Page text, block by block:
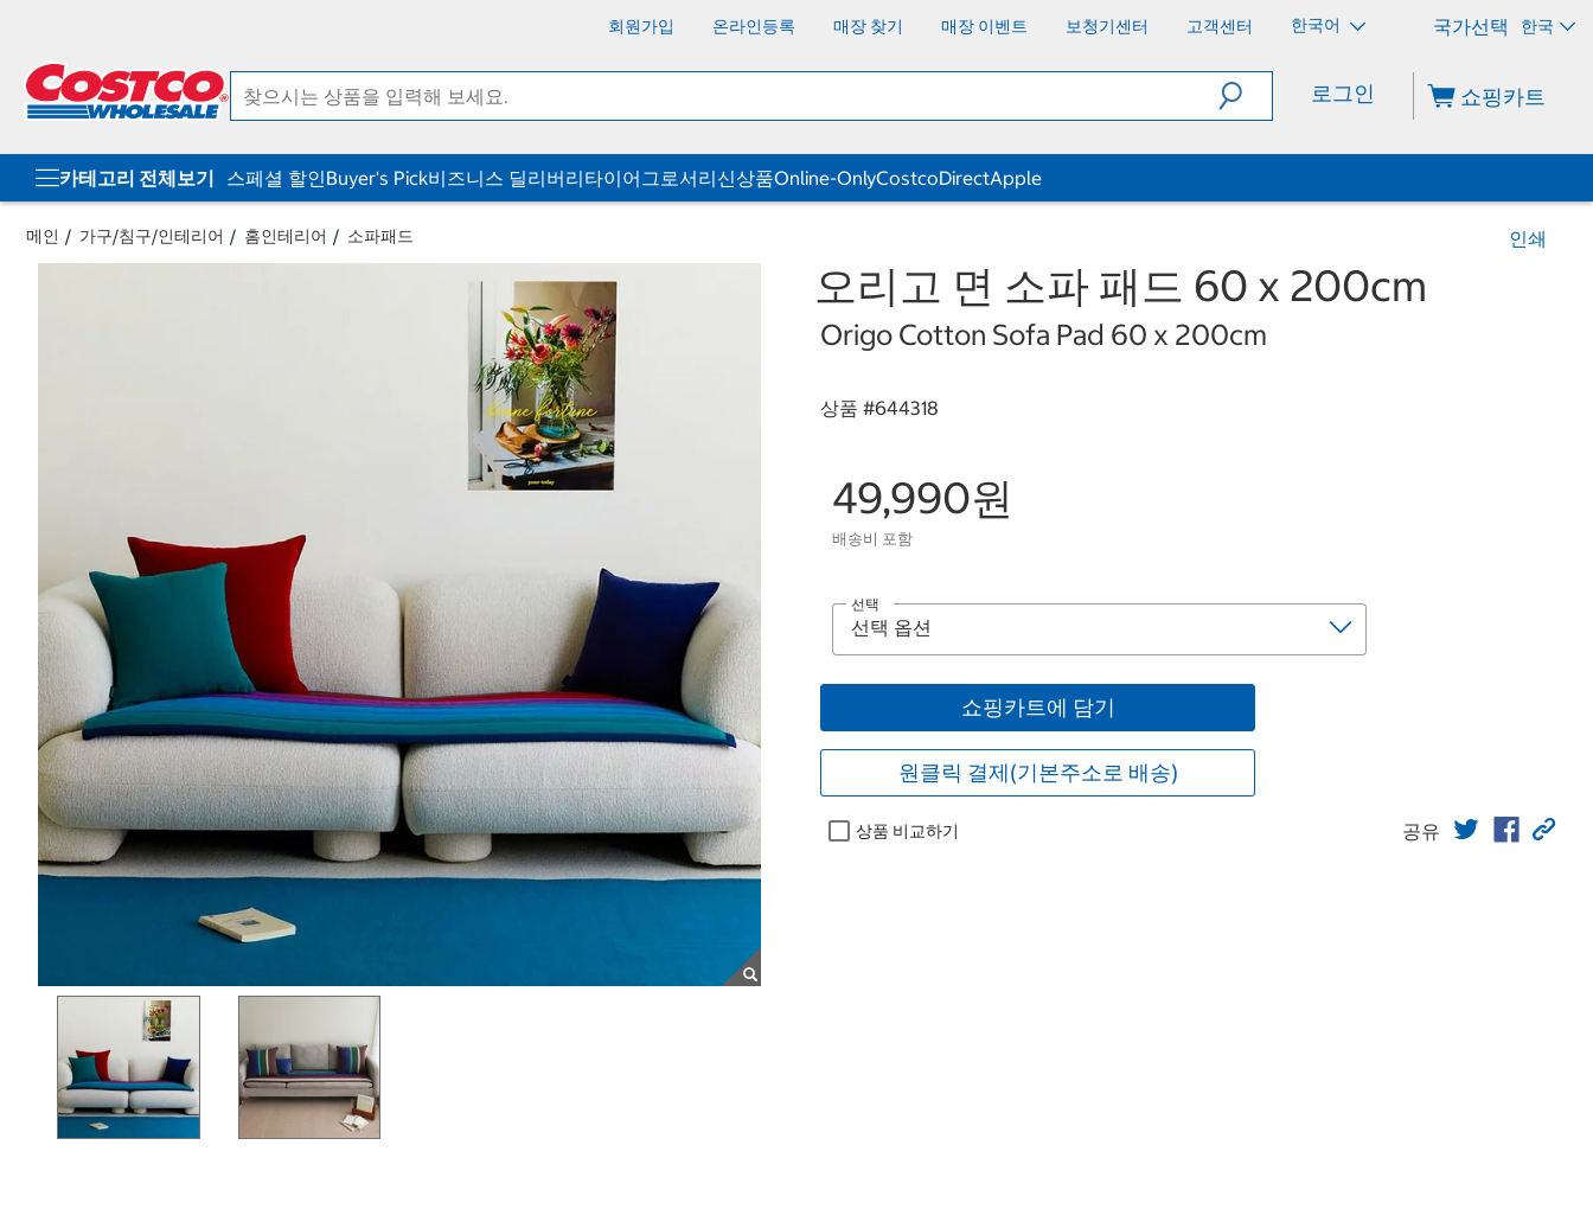
회원가입 온라인등록 매장 찾기 매장 이벤트 보청기센터 고객센터 한국어 한국
로그인 쇼핑카트
카테고리 전체보기 스페셜 할인Buyer's Pick비즈니스 딜리버리타이어그로서리신상품Online-OnlyCostcoDirectApple
메인 가구/침구/인테리어 홈인테리어 소파패드 인쇄
오리고 면 소파 패드 60 x 200cm
Origo Cotton Sofa Pad 60 x 200cm
상품 #644318
49,990원
배송비 포함
선택
쇼핑카트에 담기
원클릭 결제(기본주소로 배송)
상품 비교하기 공유